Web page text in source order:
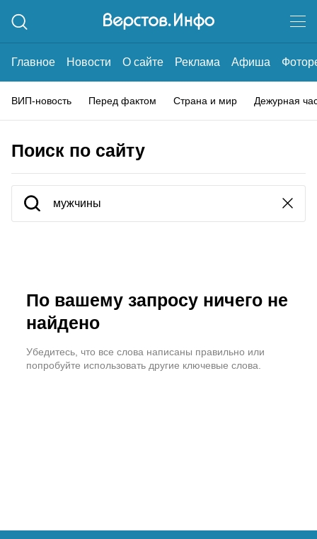
Главное Новости О сайте Реклама Афиша
ВИП-новость Перед фактом Страна и мир Дежурная
Поиск по сайту
По вашему запросу ничего не
найдено
Убедитесь, что все слова написаны правильно или
попробуйте использовать другие ключевые слова.